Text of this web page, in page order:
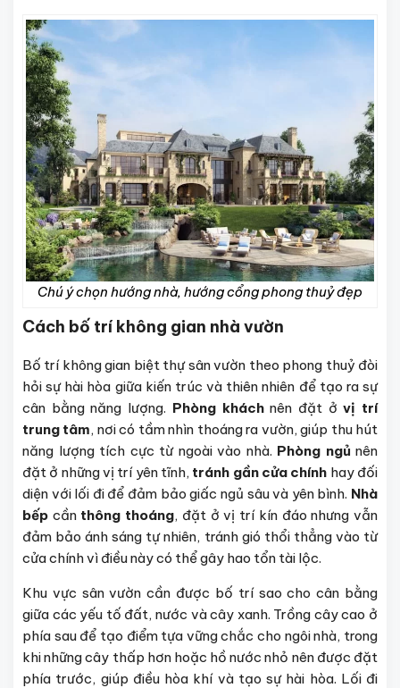
Chú ý chọn hướng nhà, hướng cổng phong thuỷ đẹp
Cách bố trí không gian nhà vườn
Bố trí không gian biệt thự sân vườn theo phong thuỷ đòi
hỏi sự hài hòa giữa kiến trúc và thiên nhiên để tạo ra sự
cân bằng năng lượng. Phòng kháchnên đặt ởvị trí
trung tâm, nơi có tầm nhìn thoáng ra vườn, giúp thu hút
năng lượng tích cực từ ngoài vào nhà. Phòng ngủ nên
đặt ở những vị trí yên tĩnh, tránh gần cửa chính hay đối
diện với lối đi để đảm bảo giấc ngủ sâu và yên bình. Nhà
bếp cần thông thoáng, đặt ở vị trí kín đáo nhưng vẫn
đảm bảo ánh sáng tự nhiên, tránh gió thổi thẳng vào từ
cửa chính vì điều này có thể gây hao tổn tài lộc.
Khu vực sân vườn cần được bố trí sao cho cân bằng
giữa các yếu tố đất, nước và cây xanh. Trồng cây cao ở
phía sau để tạo điểm tựa vững chắc cho ngôi nhà, trong
khi những cây thấp hơn hoặc hồ nước nhỏ nên được đặt
phía trước, giúp điều hòa khí và tạo sự hài hòa. Lối đi